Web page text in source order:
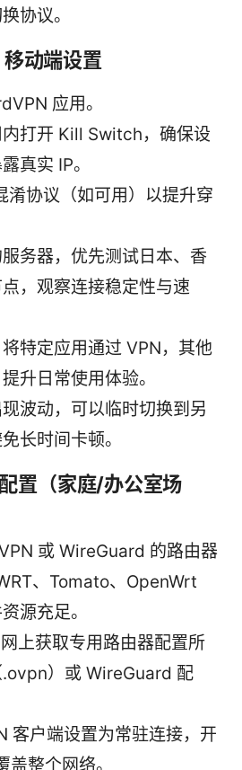
协议。
动端设置
应用。
打开 Kill Switch，确保设
真实 IP。
淆协议（如可用）以提升穿
务器，优先测试日本、香
，观察连接稳定性与速
特定应用通过 VPN，其他
升日常使用体验。
波动，可以临时切换到另
长时间卡顿。
置（家庭/办公室场
或 WireGuard 的路由器
、Tomato、OpenWrt
源充足。
上获取专用路由器配置所
）或 WireGuard 配
客户端设置为常驻连接，开
整个网络。